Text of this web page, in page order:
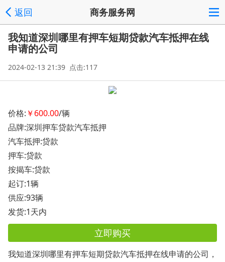
返回 商务服务网
我知道深圳哪里有押车短期贷款汽车抵押在线
申请的公司
2024-02-13 21:39 点击:117
价格: ￥600.00/辆
品牌:深圳押车贷款汽车抵押
汽车抵押:贷款
押车:贷款
按揭车:贷款
起订:1辆
供应:93辆
发货:1天内
立即购买
我知道深圳哪里有押车短期贷款汽车抵押在线申请的公司，